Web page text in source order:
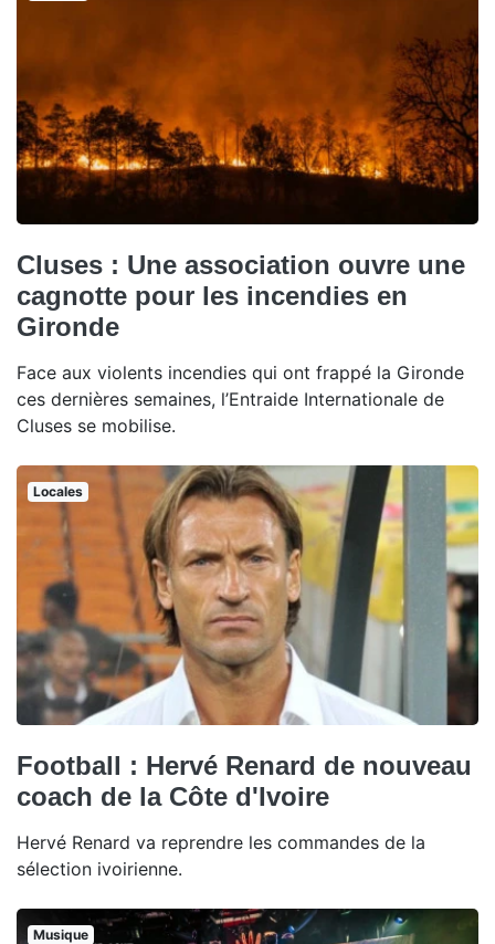
Cluses : Une association ouvre une
cagnotte pour les incendies en
Gironde
Face aux violents incendies qui ont frappé la Gironde
ces dernières semaines, l’Entraide Internationale de
Cluses se mobilise.
Locales
Football : Hervé Renard de nouveau
coach de la Côte d'Ivoire
Hervé Renard va reprendre les commandes de la
sélection ivoirienne.
Musique